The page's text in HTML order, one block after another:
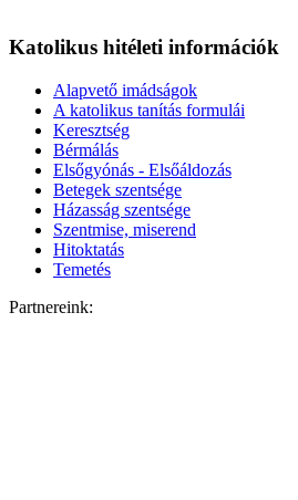
Katolikus hitéleti információk
Alapvető imádságok
A katolikus tanítás formulái
Keresztség
Bérmálás
Elsőgyónás - Elsőáldozás
Betegek szentsége
Házasság szentsége
Szentmise, miserend
Hitoktatás
Temetés
Partnereink: